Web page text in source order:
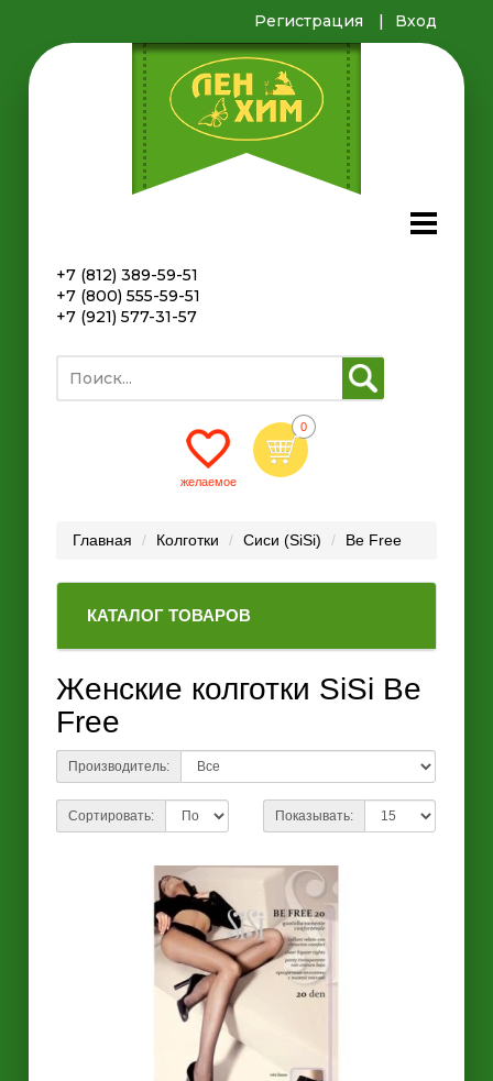
Регистрация Вход
+7 (812) 389-59-51
+7 (800) 555-59-51
+7 (921) 577-31-57
Главная Колготки Сиси (SiSi) Be Free
КАТАЛОГ ТОВАРОВ
Женские колготки SiSi Be
Free
Производитель:
Сортировать: Показывать: